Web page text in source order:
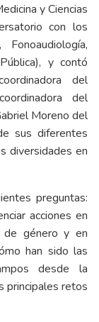
y Ciencias
con los
y contó
del
del
Moreno del
sus diferentes
diversidades en
preguntas:
acciones en
de género y en
han sido las
desde la
principales retos